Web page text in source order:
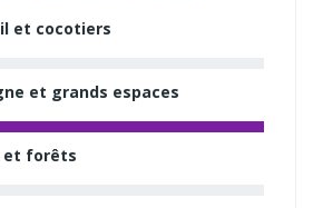
et cocotiers
et grands espaces
et forêts